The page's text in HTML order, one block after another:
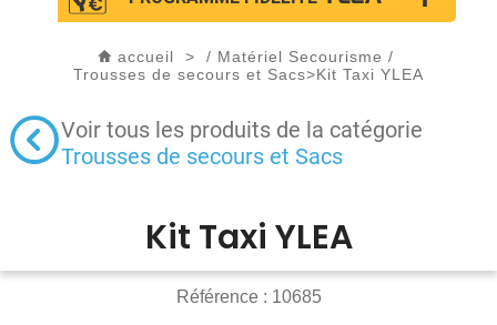
accueil > / Matériel Secourisme /
Trousses de secours et Sacs>Kit Taxi YLEA
Voir tous les produits de la catégorie
Trousses de secours et Sacs
Kit Taxi YLEA
Référence : 10685